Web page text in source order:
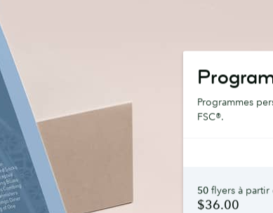
Programmes
FSC®.
50 flyers à partir
$36.00